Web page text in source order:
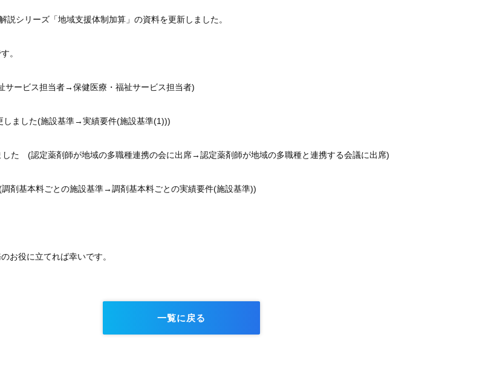
説シリーズ「地域支援体制加算」の資料を更新しました。
。
サービス担当者→保健医療・福祉サービス担当者)
しました(施設基準→実績要件(施設基準(1)))
た (認定薬剤師が地域の多職種連携の会に出席→認定薬剤師が地域の多職種と連携する会議に出席)
調剤基本料ごとの施設基準→調剤基本料ごとの実績要件(施設基準))
お役に立てれば幸いです。
一覧に戻る